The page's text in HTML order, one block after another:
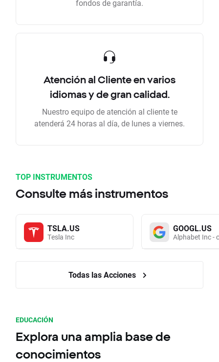
fondos de garantía.
Atención al Cliente en varios
idiomas y de gran calidad.
Nuestro equipo de atención al cliente te
atenderá 24 horas al día, de lunes a viernes.
TOP INSTRUMENTOS
Consulte más instrumentos
TSLA.US
Tesla Inc
GOOGL.US
Alphabet Inc -
Todas las Acciones
EDUCACIÓN
Explora una amplia base de
conocimientos